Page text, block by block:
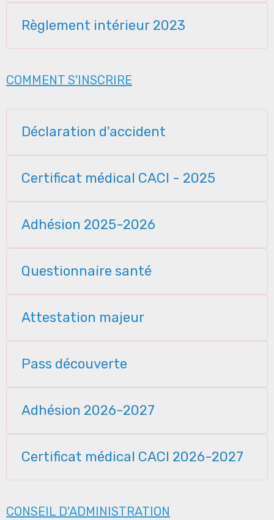
Règlement intérieur 2023
COMMENT S'INSCRIRE
Déclaration d'accident
Certificat médical CACI - 2025
Adhésion 2025-2026
Questionnaire santé
Attestation majeur
Pass découverte
Adhésion 2026-2027
Certificat médical CACI 2026-2027
CONSEIL D'ADMINISTRATION